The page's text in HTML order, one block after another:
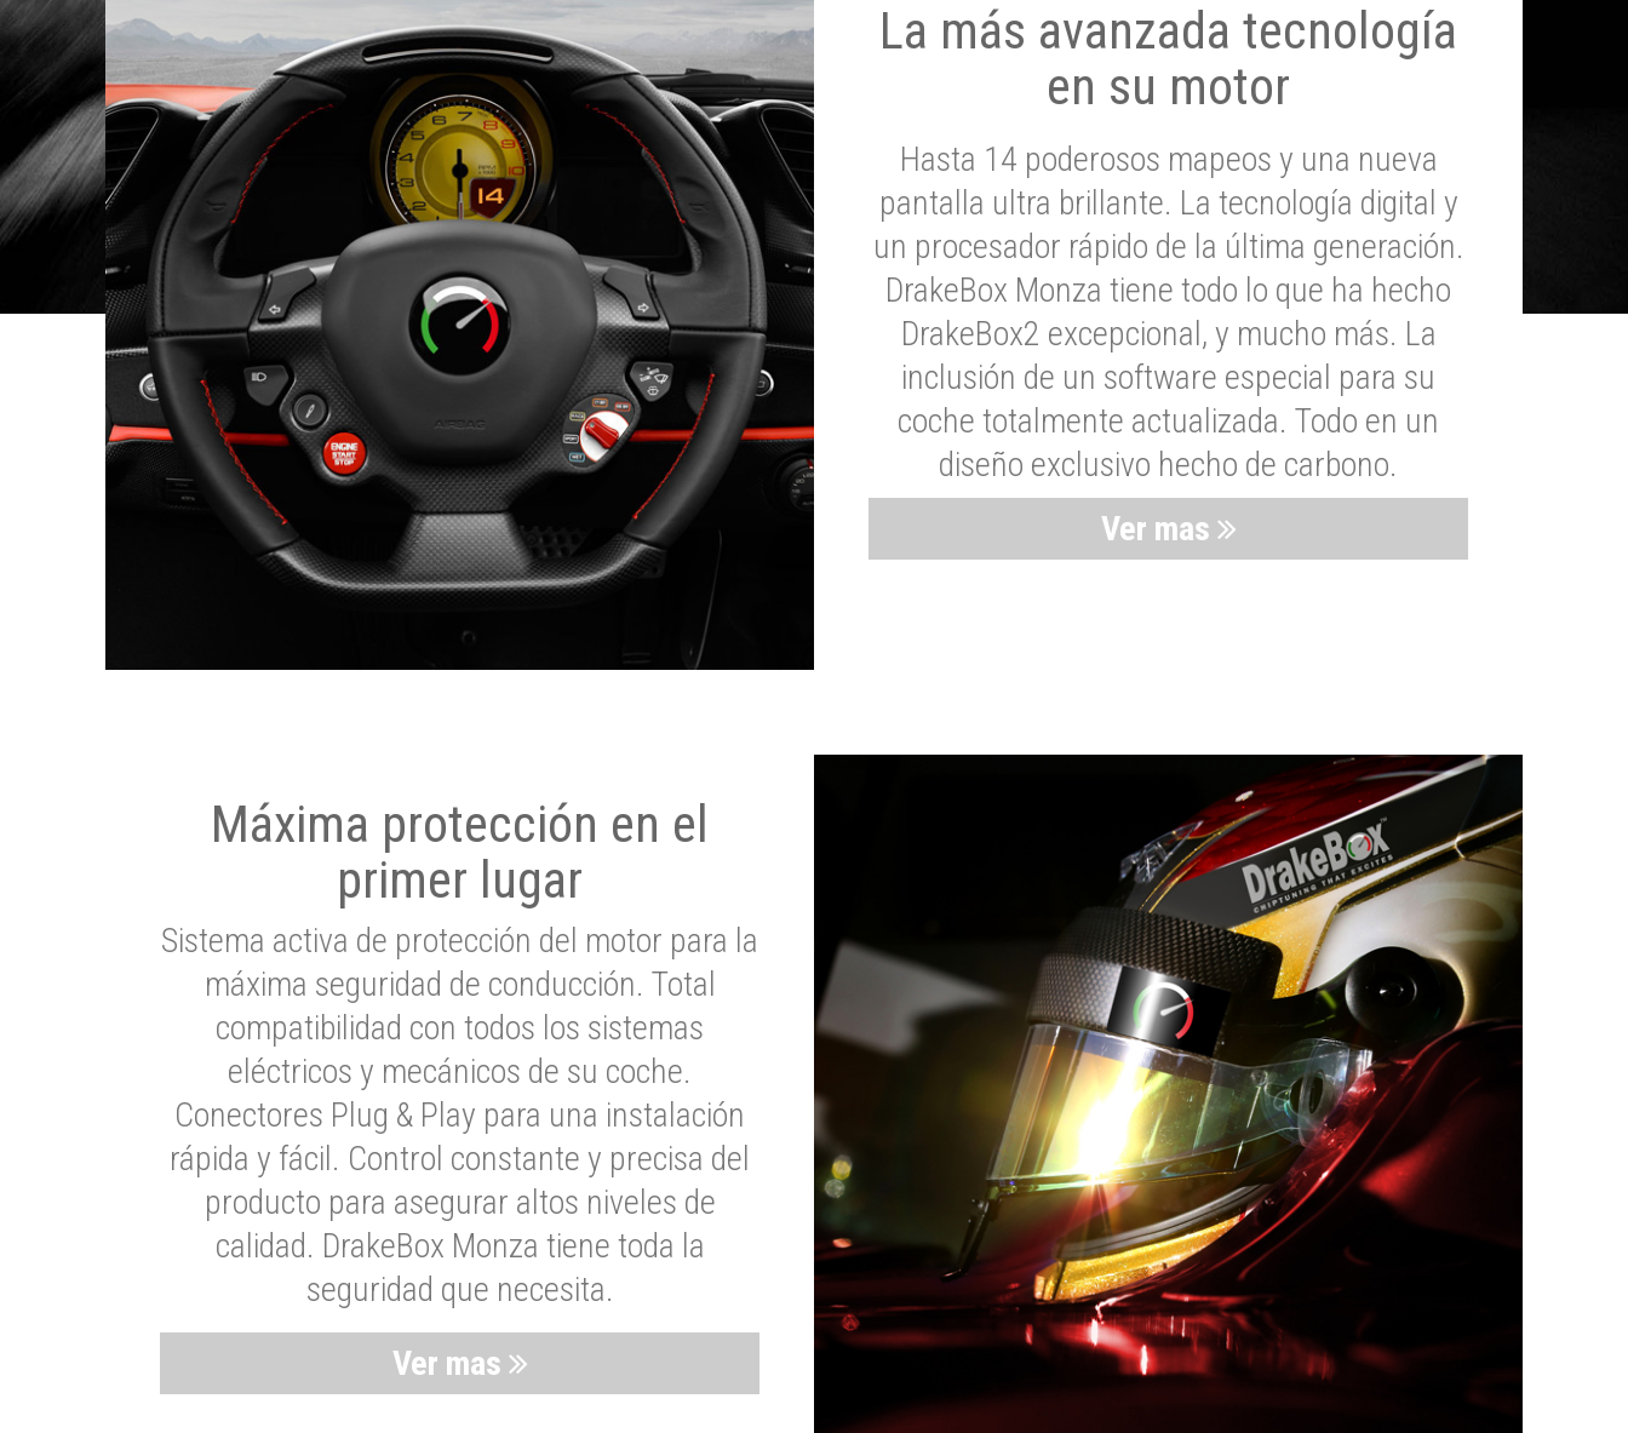
La más avanzada tecnología
en su motor
Hasta 14 poderosos mapeos y una nueva
pantalla ultra brillante. La tecnología digital y
un procesador rápido de la última generación.
DrakeBox Monza tiene todo lo que ha hecho
DrakeBox2 excepcional, y mucho más. La
inclusión de un software especial para su
coche totalmente actualizada. Todo en un
diseño exclusivo hecho de carbono.
Ver mas
Máxima protección en el
primer lugar
Sistema activa de protección del motor para la
máxima seguridad de conducción. Total
compatibilidad con todos los sistemas
eléctricos y mecánicos de su coche.
Conectores Plug & Play para una instalación
rápida y fácil. Control constante y precisa del
producto para asegurar altos niveles de
calidad. DrakeBox Monza tiene toda la
seguridad que necesita.
Ver mas